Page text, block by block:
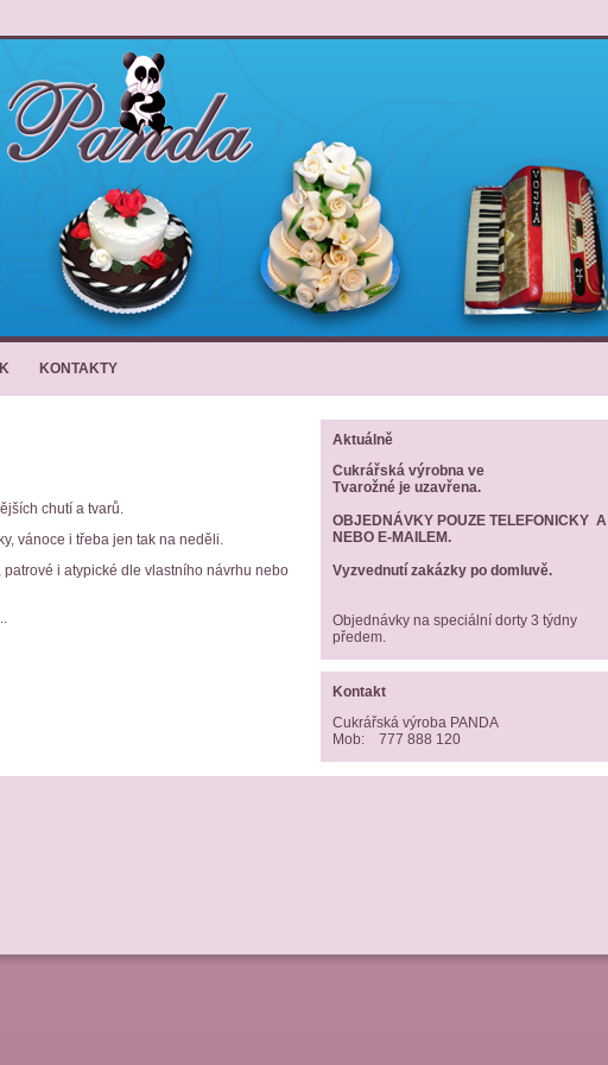
KONTAKTY
chutí a tvarů.
vánoce i třeba jen tak na neděli.
i atypické dle vlastního návrhu nebo
Aktuálně
Cukrářská výrobna ve
Tvarožné je uzavřena.
OBJEDNÁVKY POUZE TELEFONICKY A
NEBO E-MAILEM.
Vyzvednutí zakázky po domluvě.
Objednávky na speciální dorty 3 týdny
předem.
Kontakt
Cukrářská výroba PANDA
Mob:
777 888 120